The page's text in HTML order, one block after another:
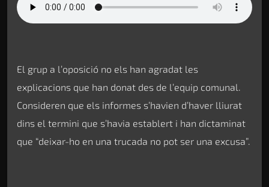
El grup a l’oposició no els han agradat les
explicacions que han donat des de l’equip comunal.
Consideren que els informes s’havien d’haver lliurat
dins el termini que s’havia establert i han dictaminat
que “deixar-ho en una trucada no pot ser una excusa”.